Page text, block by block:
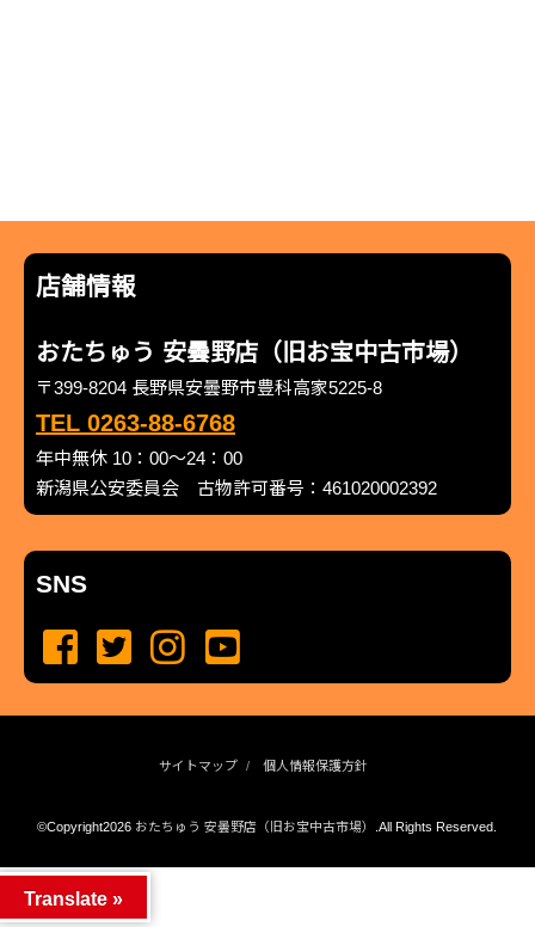
店舗情報
おたちゅう 安曇野店（旧お宝中古市場）
〒399-8204 長野県安曇野市豊科高家5225-8
TEL 0263-88-6768
年中無休 10：00～24：00
新潟県公安委員会 古物許可番号：461020002392
SNS
サイトマップ 個人情報保護方針
©Copyright2026 おたちゅう 安曇野店（旧お宝中古市場） .All Rights Reserved.
Translate »